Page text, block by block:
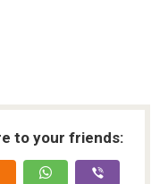
to your friends: